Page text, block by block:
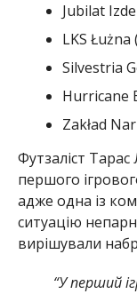
Jubilat
LKS
Silvestria
Hurricane
Zakład
Футзаліст
першого
адже одна із
ситуацію
вирішували
“У перший